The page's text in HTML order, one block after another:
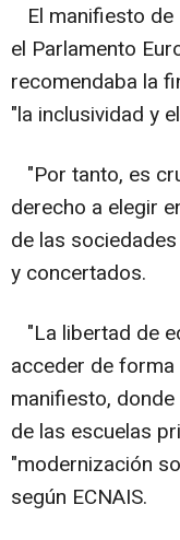
El manifiesto de
el Parlamento
recomendaba la
"la inclusividad y
"Por tanto, es
derecho a elegir
de las
y concertados.
"La libertad de
acceder de forma
manifiesto,
de las escuelas
"modernización
según ECNAIS.